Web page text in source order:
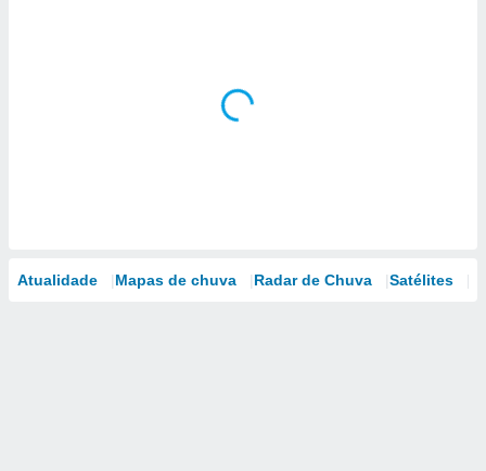
Atualidade Mapas de chuva Radar de Chuva Satélites